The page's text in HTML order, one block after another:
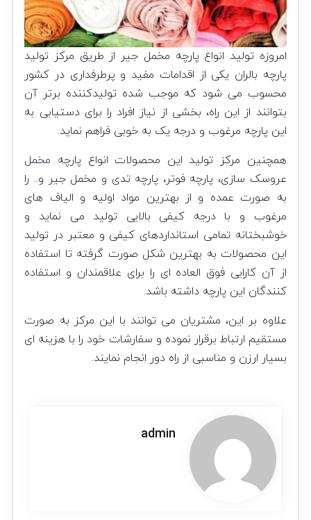
امروزه تولید انواع پارچه مخمل جیر از طریق مرکز تولید
پارچه بالران یکی از اقدامات مفید و پرطرفداری در کشور
محسوب می شود که موجب شده تولیدکننده برتر آن
بتوانند از این راه، بخشی از نیاز افراد را برای دستیابی به
این پارچه مرغوب و درجه یک به خوبی فراهم نماید.
همچنین مرکز تولید این محصولات انواع پارچه مخمل
عروسک سازی، پارچه فوتر، پارچه تدی و مخمل جیر و.. را
به صورت عمده و از بهترین مواد اولیه و الیاف های
مرغوب و با درجه کیفی بالایی تولید می نماید و
خوشبختانه تمامی استانداردهای کیفی و معتبر در تولید
این محصولات به بهترین شکل صورت گرفته تا استفاده
از آن کارایی فوق العاده ای را برای علاقمندان و استفاده
کنندگان این پارچه داشته باشد.
علاوه بر این، مشتریان می توانند با این مرکز به صورت
مستقیم ارتباط برقرار نموده و سفارشات خود را با هزینه ای
بسیار ارزن و مناسبی از راه دور انجام نمایند.
admin